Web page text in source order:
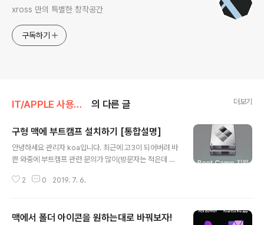
xross 만의 특별한 창작공간
구독하기
IT/APPLE 사용자 가이드 & DL 의 다른 글 더보기
구형 맥에 부트캠프 설치하기 [통합설명]
안녕하세요 관리자 koa입니다. 최근에 고3이 되어버려 바
쁜 와중에 부트캠프 관련 문의가 많이(방문자는 적은데 왜
송한 마음에 이렇게 왔습니다. 제가 06/07/08/09/10 맥
되다 보니 같은 블로그에 있는데도 자료 찾기가 힘들어하
2 0 2019. 7. 6.
맥에서 폴더 아이콘을 원하는대로 바꿔보자!